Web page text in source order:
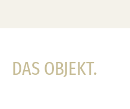
DAS OBJEKT.